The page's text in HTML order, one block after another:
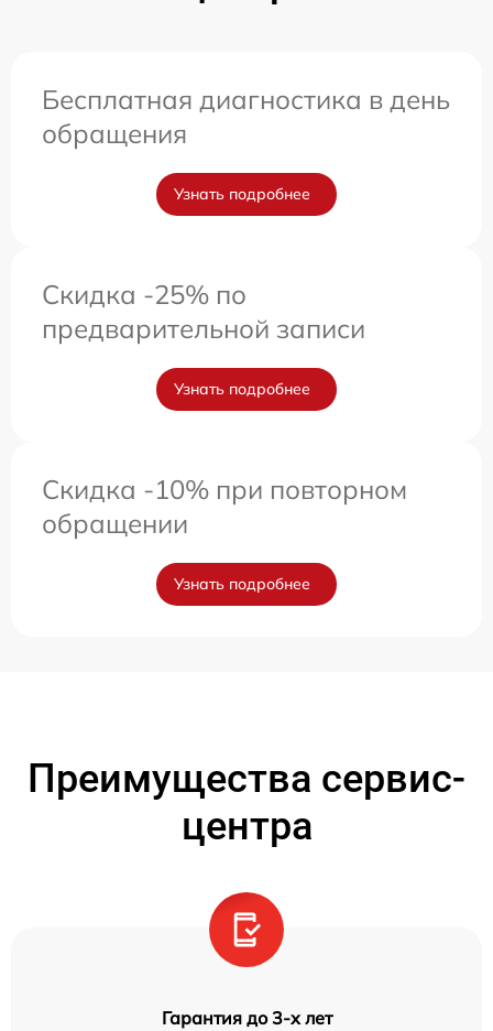
Бесплатная диагностика в день
обращения
Узнать подробнее
Скидка -25% по
предварительной записи
Узнать подробнее
Скидка -10% при повторном
обращении
Узнать подробнее
Преимущества сервис-
центра
Гарантия до 3-х лет